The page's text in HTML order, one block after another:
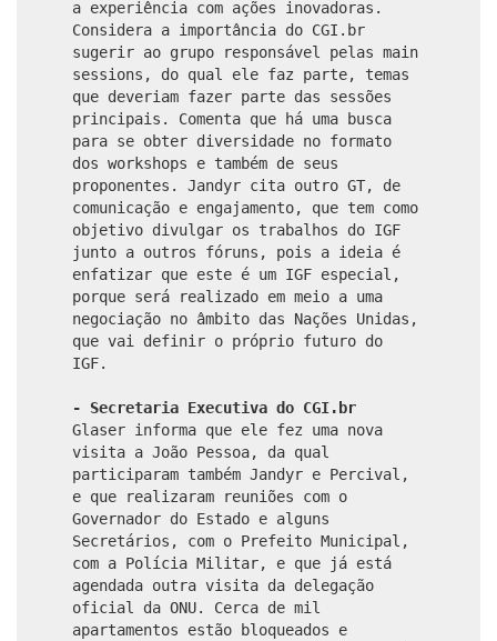
a experiência com ações inovadoras.
Considera a importância do CGI.br
sugerir ao grupo responsável pelas main
sessions, do qual ele faz parte, temas
que deveriam fazer parte das sessões
principais. Comenta que há uma busca
para se obter diversidade no formato
dos workshops e também de seus
proponentes. Jandyr cita outro GT, de
comunicação e engajamento, que tem como
objetivo divulgar os trabalhos do IGF
junto a outros fóruns, pois a ideia é
enfatizar que este é um IGF especial,
porque será realizado em meio a uma
negociação no âmbito das Nações Unidas,
que vai definir o próprio futuro do
IGF.
- Secretaria Executiva do CGI.br
Glaser informa que ele fez uma nova
visita a João Pessoa, da qual
participaram também Jandyr e Percival,
e que realizaram reuniões com o
Governador do Estado e alguns
Secretários, com o Prefeito Municipal,
com a Polícia Militar, e que já está
agendada outra visita da delegação
oficial da ONU. Cerca de mil
apartamentos estão bloqueados e